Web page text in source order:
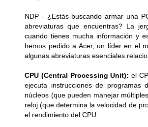
NDP - ¿Estás buscando armar una
abreviaturas que encuentras? La
cuando tienes mucha información y
hemos pedido a Acer, un líder en el
algunas abreviaturas esenciales
CPU (Central Processing Unit): el
ejecuta instrucciones de programas
núcleos (que pueden manejar
reloj (que determina la velocidad de
el rendimiento del CPU.